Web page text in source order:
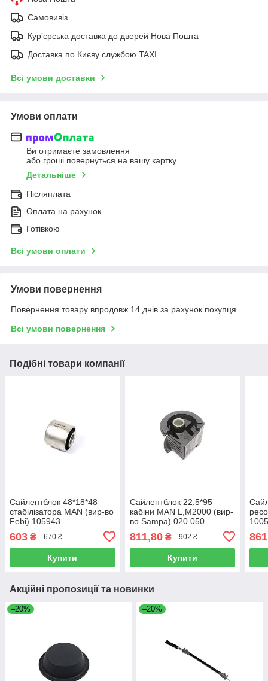
Самовивіз
Курʼєрська доставка до дверей Нова Пошта
Доставка по Києву службою TAXI
Всі умови доставки
Умови оплати
Ви отримаєте замовлення
або гроші повернуться на вашу картку
Детальніше
Післяплата
Оплата на рахунок
Готівкою
Всі умови оплати
Умови повернення
Повернення товару впродовж 14 днів за рахунок покупця
Всі умови повернення
Подібні товари компанії
Сайлентблок 48*18*48
стабілізатора MAN (вир-во
Febi) 105943
603 ₴ 670 ₴
Купити
Сайлентблок 22,5*95
кабіни MAN L,M2000 (вир-
во Sampa) 020.050
811,80₴ 902 ₴
Купити
Акційні пропозиції та новинки
–20% –20%